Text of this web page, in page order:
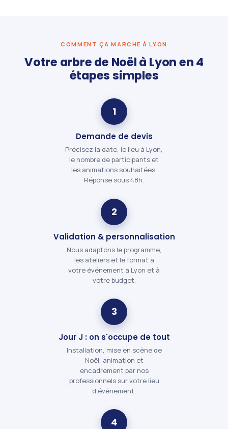
COMMENT ÇA MARCHE À LYON
Votre arbre de Noël à Lyon en 4
étapes simples
1
Demande de devis
Précisez la date, le lieu à Lyon,
le nombre de participants et
les animations souhaitées.
Réponse sous 48h.
2
Validation & personnalisation
Nous adaptons le programme,
les ateliers et le format à
votre événement à Lyon et à
votre budget.
3
Jour J : on s'occupe de tout
Installation, mise en scène de
Noël, animation et
encadrement par nos
professionnels sur votre lieu
d’événement.
4